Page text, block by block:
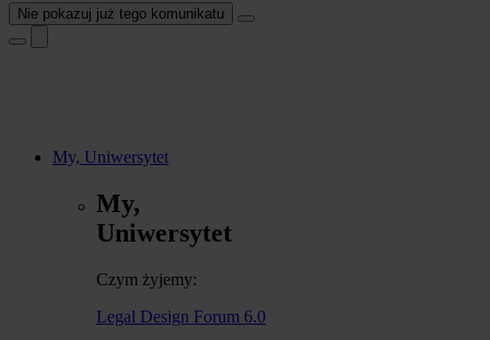
Nie pokazuj już tego komunikatu
My, Uniwersytet
My,
Uniwersytet
Czym żyjemy:
Legal Design Forum 6.0